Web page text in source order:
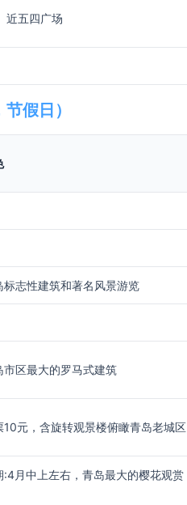
近五四广场
假日）
标志性建筑和著名风景游览
市区最大的罗马式建筑
10元，含旋转观景楼俯瞰青岛老城区
:4月中上左右，青岛最大的樱花观赏